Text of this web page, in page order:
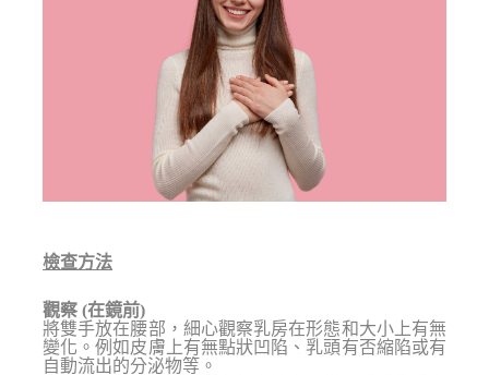
檢查方法
觀察(在鏡前)
將雙手放在腰部，細心觀察乳房在形態和大小上有無
變化。例如皮膚上有無點狀凹陷、乳頭有否縮陷或有
自動流出的分泌物等。